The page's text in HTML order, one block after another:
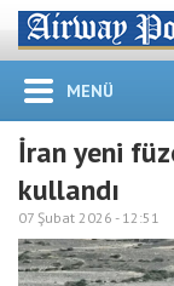
MENÜ
İran yeni
kullandı
07 Şubat 2026 - 12:51